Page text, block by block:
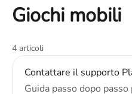
Giochi mobili
4 articoli
Contattare il supporto
Guida passo dopo